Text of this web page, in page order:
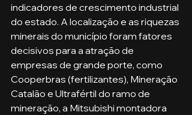
indicadores de crescimento industrial
do estado. A localização e as riquezas
minerais do município foram fatores
decisivos para a atração de
empresas de grande porte, como
Cooperbras (fertilizantes), Mineração
Catalão e Ultrafértil do ramo de
mineração, a Mitsubishi montadora